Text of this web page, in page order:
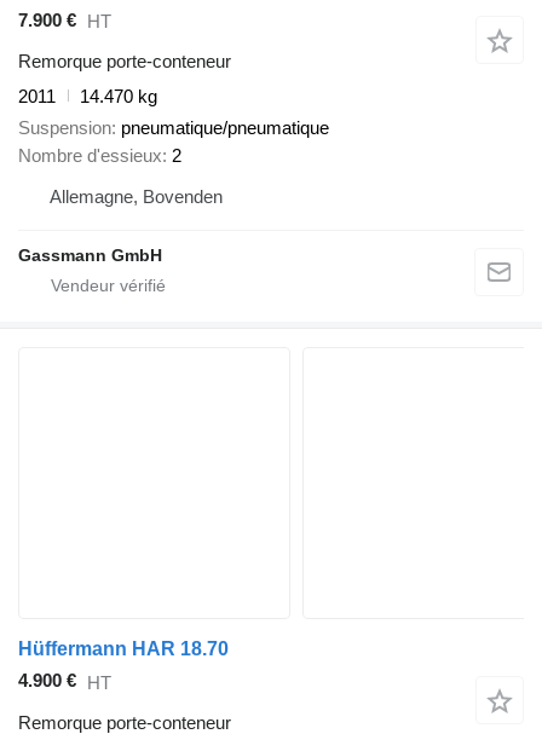
7.900 €
HT
Remorque porte-conteneur
2011
14.470 kg
Suspension pneumatique/pneumatique
Nombre d'essieux 2
Allemagne, Bovenden
Gassmann GmbH
Hüffermann HAR 18.70
4.900 € HT
Remorque porte-conteneur